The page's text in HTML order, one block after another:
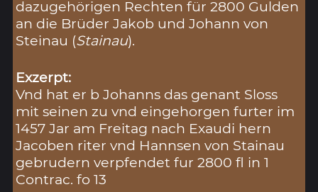
dazugehörigen Rechten für 2800 Gulden
an die Brüder Jakob und Johann von
Steinau (Stainau).
Exzerpt:
Vnd hat er b Johanns das genant Sloss
mit seinen zu vnd eingehorgen furter im
1457 Jar am Freitag nach Exaudi hern
Jacoben riter vnd Hannsen von Stainau
gebrudern verpfendet fur 2800 fl in 1
Contrac. fo 13